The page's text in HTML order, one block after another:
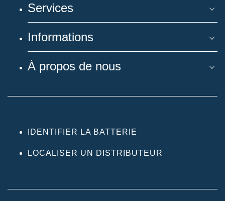
Services
Informations
À propos de nous
IDENTIFIER LA BATTERIE
LOCALISER UN DISTRIBUTEUR